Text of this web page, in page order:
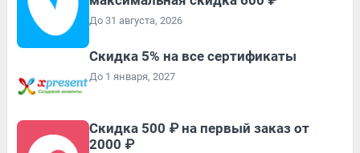
До 31 августа, 2026
Скидка 5% на все сертификаты
До 1 января, 2027
Скидка 500 ₽ на первый заказ от
2000 ₽